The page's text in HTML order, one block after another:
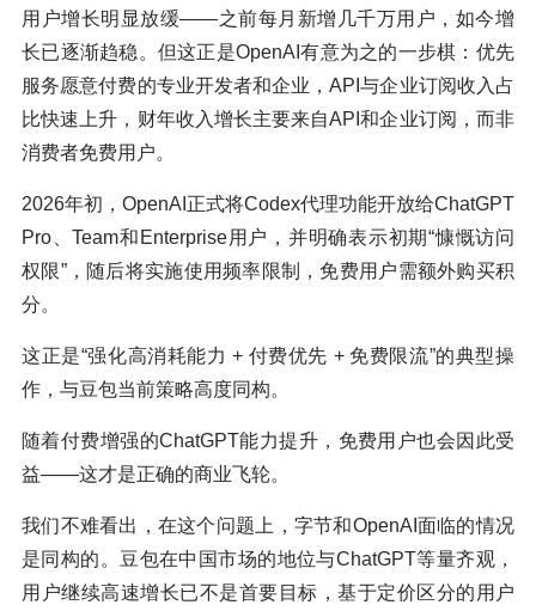
用户增长明显放缓——之前每月新增几千万用户，如今增
长已逐渐趋稳。但这正是OpenAI有意为之的一步棋：优先
服务愿意付费的专业开发者和企业，API与企业订阅收入占
比快速上升，财年收入增长主要来自API和企业订阅，而非
消费者免费用户。
2026年初，OpenAI正式将Codex代理功能开放给ChatGPT
Pro、Team和Enterprise用户，并明确表示初期“慷慨访问
权限”，随后将实施使用频率限制，免费用户需额外购买积
分。
这正是“强化高消耗能力 + 付费优先 + 免费限流”的典型操
作，与豆包当前策略高度同构。
随着付费增强的ChatGPT能力提升，免费用户也会因此受
益——这才是正确的商业飞轮。
我们不难看出，在这个问题上，字节和OpenAI面临的情况
是同构的。豆包在中国市场的地位与ChatGPT等量齐观，
用户继续高速增长已不是首要目标，基于定价区分的用户